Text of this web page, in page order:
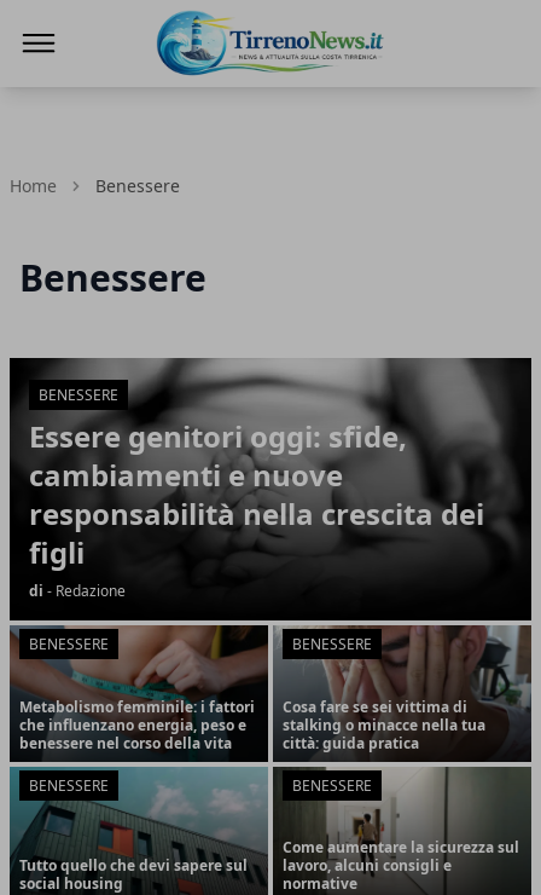
Home Benessere
Benessere
Articoli in Evidenza
BENESSERE
Essere genitori oggi: sfide,
cambiamenti e nuove
responsabilità nella crescita dei
figli
di - Redazione
BENESSERE
Metabolismo femminile: i fattori
che influenzano energia, peso e
benessere nel corso della vita
BENESSERE
Cosa fare se sei vittima di
stalking o minacce nella tua
città: guida pratica
BENESSERE
Tutto quello che devi sapere sul
social housing
BENESSERE
Come aumentare la sicurezza sul
lavoro, alcuni consigli e
normative